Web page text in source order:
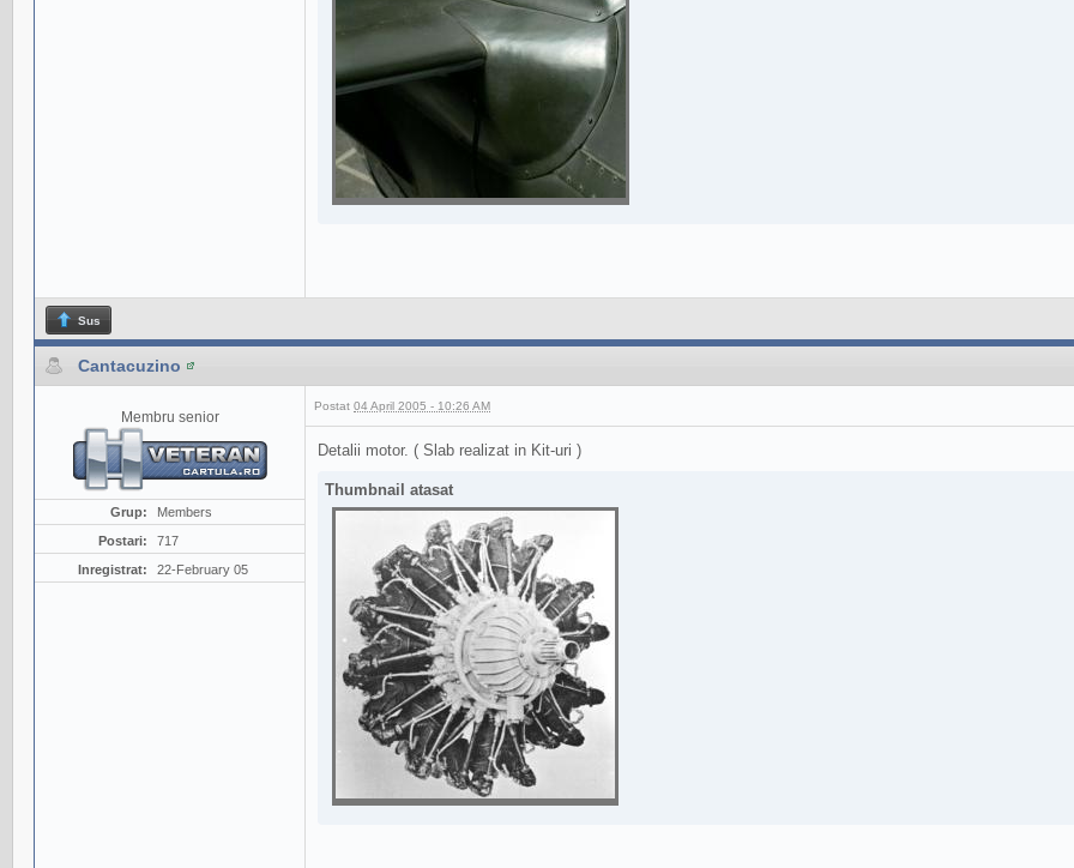
Sus
Cantacuzino
Membru senior
Grup:
Members
Postari:
717
Inregistrat:
22-February 05
Postat 04 April 2005 - 10:26 AM
Detalii motor. ( Slab realizat in Kit-uri )
Thumbnail atasat